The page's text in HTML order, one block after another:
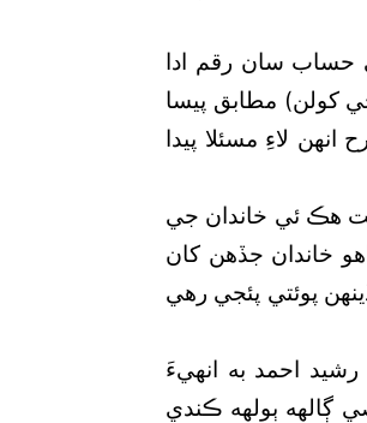
حساب سان رقم ادا
کولن) مطابق پيسا
لاءِ مسئلا پيدا
صنعت هڪ ئي خاندان جي
خاندان جڏهن کان
پوئتي پئجي رهي
احمد به انهيءَ
ڳالهه ٻولهه ڪندي